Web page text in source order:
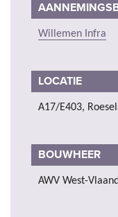
Willemen Infra
LOCATIE
A17/E403,
BOUWHEER
AWV West-